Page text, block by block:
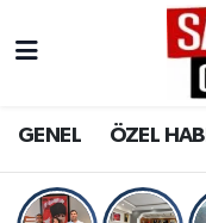
GENEL ÖZEL
OSMANİYE
Osmaniye
Osmaniye